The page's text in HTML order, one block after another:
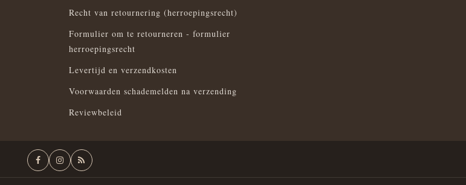
Recht van retournering (herroepingsrecht)
Formulier om te retourneren - formulier
herroepingsrecht
Levertijd en verzendkosten
Voorwaarden schademelden na verzending
Reviewbeleid